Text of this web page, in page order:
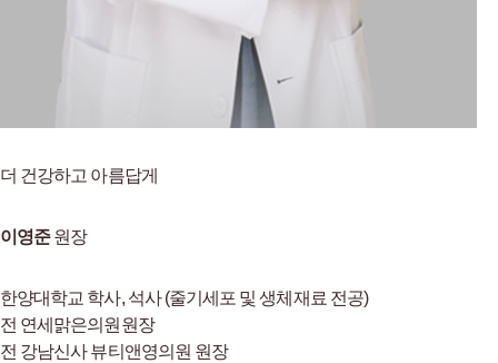
더 건강하고 아름답게
이영준 원장
한양대학교 학사, 석사 (줄기세포 및 생체재료 전공)
전 연세맑은의원원장
전 강남신사 뷰티앤영의원 원장